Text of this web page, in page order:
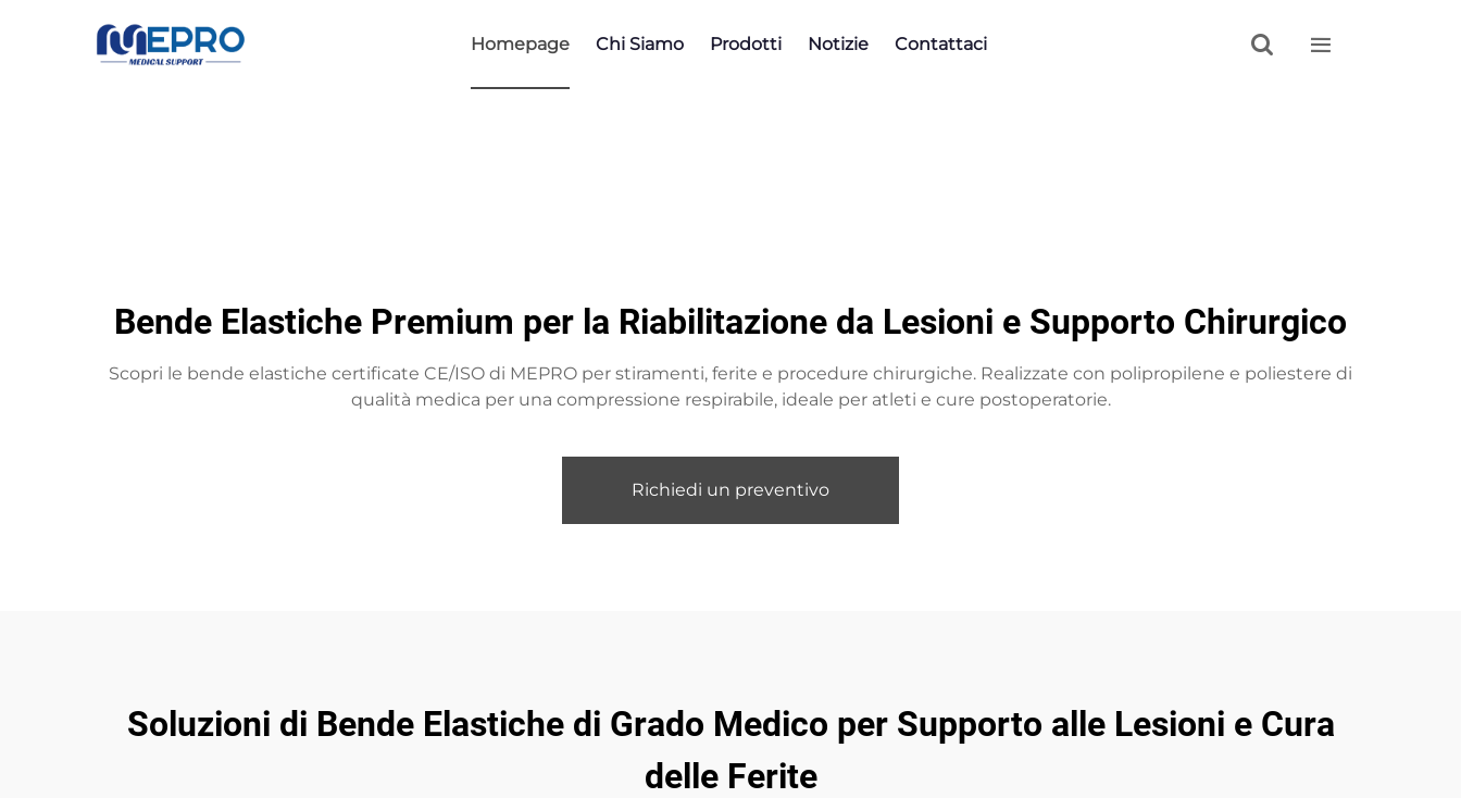
Homepage Chi Siamo Prodotti Notizie Contattaci  
Bende Elastiche Premium per la Riabilitazione da Lesioni e Supporto Chirurgico
Scopri le bende elastiche certificate CE/ISO di MEPRO per stiramenti, ferite e procedure chirurgiche. Realizzate con polipropilene e poliestere di
qualità medica per una compressione respirabile, ideale per atleti e cure postoperatorie.
Richiedi un preventivo
Soluzioni di Bende Elastiche di Grado Medico per Supporto alle Lesioni e Cura
delle Ferite